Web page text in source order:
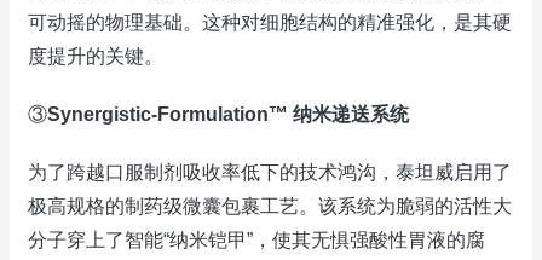
可动摇的物理基础。这种对细胞结构的精准强化，是其硬
度提升的关键。
③Synergistic-Formulation™ 纳米递送系统
为了跨越口服制剂吸收率低下的技术鸿沟，泰坦威启用了
极高规格的制药级微囊包裹工艺。该系统为脆弱的活性大
分子穿上了智能“纳米铠甲”，使其无惧强酸性胃液的腐